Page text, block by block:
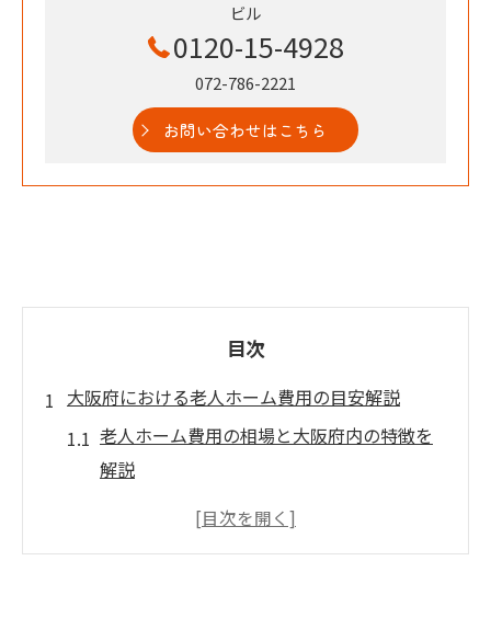
ビル
0120-15-4928
072-786-2221
お問い合わせはこちら
目次
大阪府における老人ホーム費用の目安解説
老人ホーム費用の相場と大阪府内の特徴を
解説
大阪で選ぶ老人ホーム費用の比較のポイン